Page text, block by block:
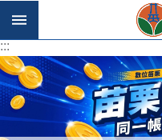
跳到主要內容區塊
:::
:::